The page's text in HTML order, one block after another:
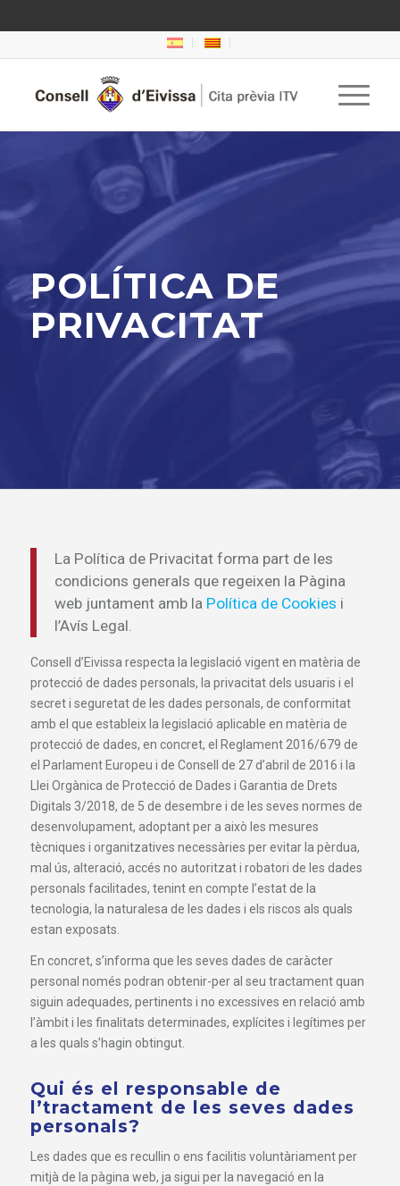
POLÍTICA DE
PRIVACITAT
La Política de Privacitat forma part de les
condicions generals que regeixen la Pàgina
web juntament amb la Política de Cookies i
l’Avís Legal.
Consell d’Eivissa respecta la legislació vigent en matèria de
protecció de dades personals, la privacitat dels usuaris i el
secret i seguretat de les dades personals, de conformitat
amb el que estableix la legislació aplicable en matèria de
protecció de dades, en concret, el Reglament 2016/679 de
el Parlament Europeu i de Consell de 27 d’abril de 2016 i la
Llei Orgànica de Protecció de Dades i Garantia de Drets
Digitals 3/2018, de 5 de desembre i de les seves normes de
desenvolupament, adoptant per a això les mesures
tècniques i organitzatives necessàries per evitar la pèrdua,
mal ús, alteració, accés no autoritzat i robatori de les dades
personals facilitades, tenint en compte l’estat de la
tecnologia, la naturalesa de les dades i els riscos als quals
estan exposats.
En concret, s’informa que les seves dades de caràcter
personal només podran obtenir-per al seu tractament quan
siguin adequades, pertinents i no excessives en relació amb
l’àmbit i les finalitats determinades, explícites i legítimes per
a les quals s’hagin obtingut.
Qui és el responsable de
l’tractament de les seves dades
personals?
Les dades que es recullin o ens facilitis voluntàriament per
mitjà de la pàgina web, ja sigui per la navegació en la